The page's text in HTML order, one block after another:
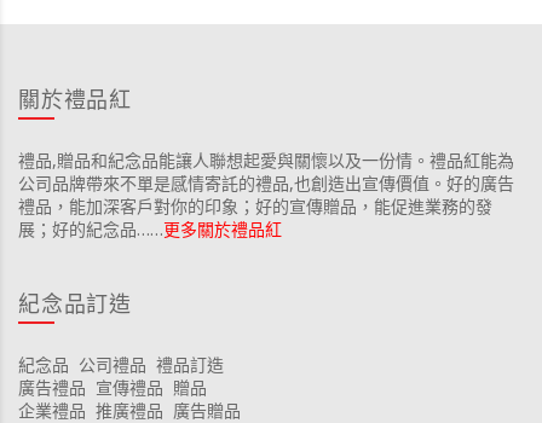
關於禮品紅
禮品,贈品和紀念品能讓人聯想起愛與關懷以及一份情。禮品紅能為
公司品牌帶來不單是感情寄託的禮品,也創造出宣傳價值。好的廣告
禮品，能加深客戶對你的印象；好的宣傳贈品，能促進業務的發
展；好的紀念品……更多關於禮品紅
紀念品訂造
紀念品 公司禮品 禮品訂造
廣告禮品 宣傳禮品 贈品
企業禮品 推廣禮品 廣告贈品